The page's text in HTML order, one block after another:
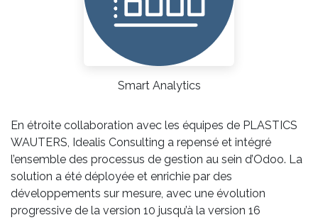
Smart Analytics
En étroite collaboration avec les équipes de PLASTICS
WAUTERS, Idealis Consulting a repensé et intégré
l’ensemble des processus de gestion au sein d’Odoo. La
solution a été déployée et enrichie par des
développements sur mesure, avec une évolution
progressive de la version 10 jusqu’à la version 16